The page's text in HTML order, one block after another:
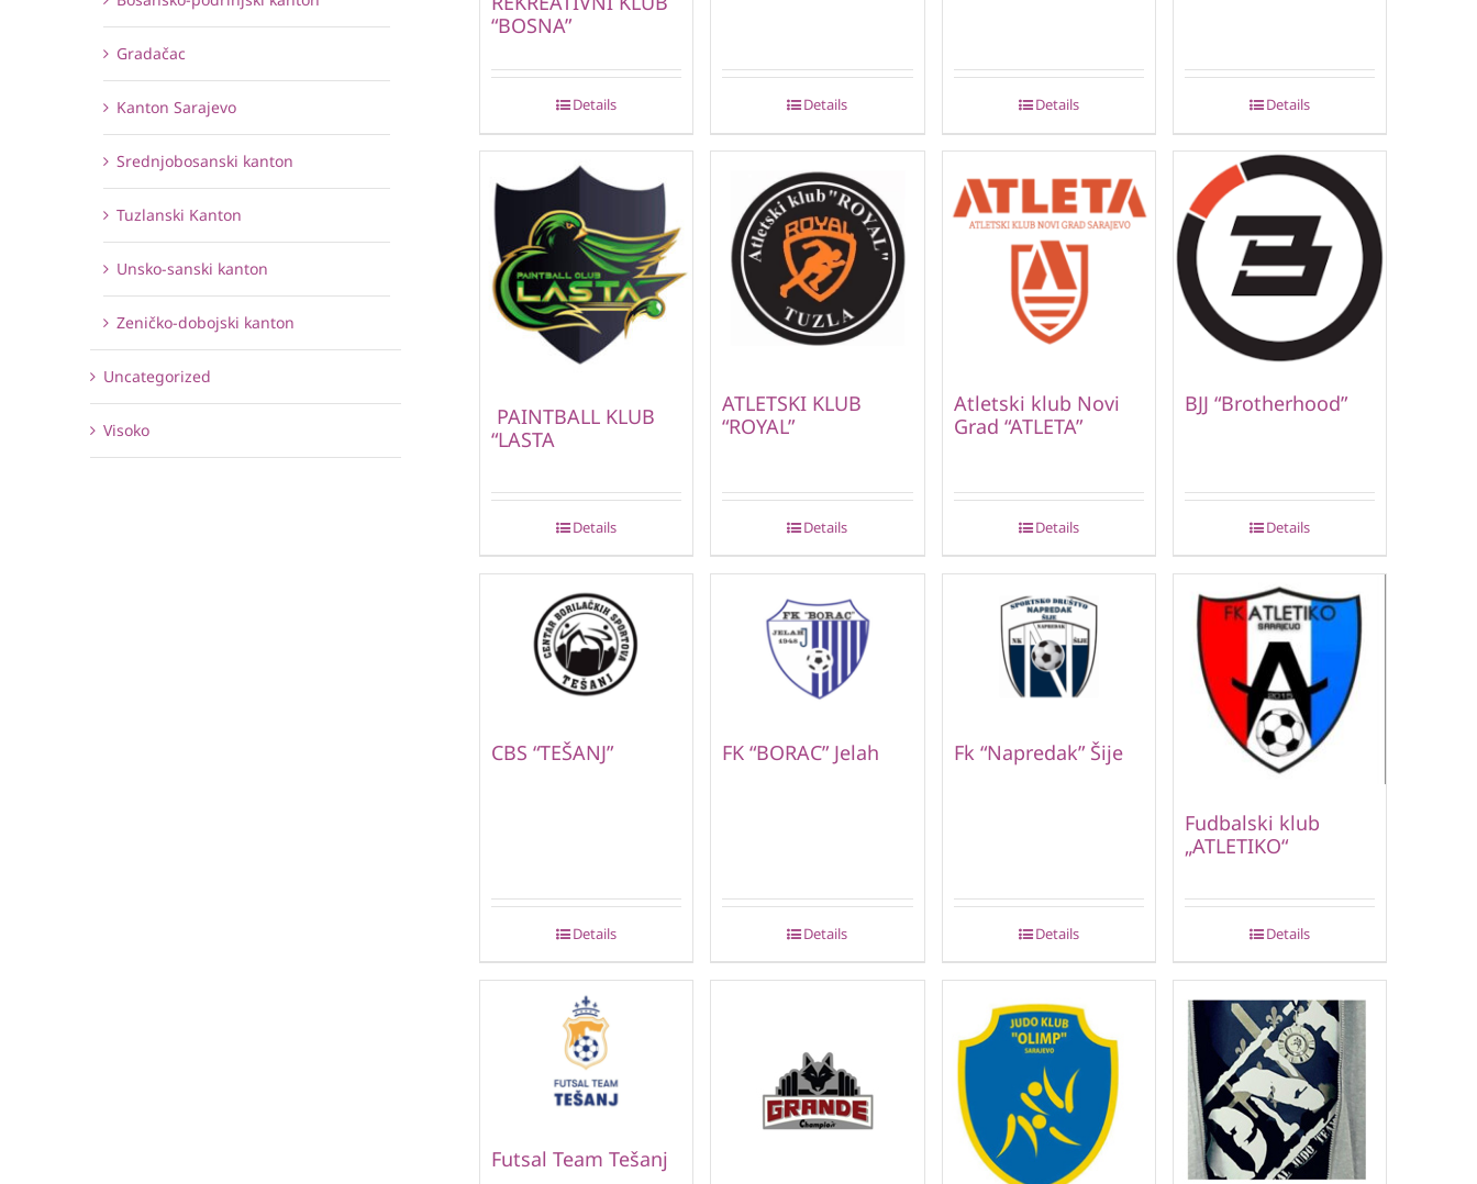
“BOSNA”
Details Details Details Details
PAINTBALL KLUB
“LASTA
Details
ATLETSKI KLUB
“ROYAL”
Details
Atletski klub Novi
Grad “ATLETA”
Details
BJJ “Brotherhood”
Details
CBS “TEŠANJ”
Details
FK “BORAC” Jelah
Details
Fk “Napredak” Šije
Details
Fudbalski klub
„ATLETIKO“
Details
Futsal Team Tešanj
Gradačac
Kanton Sarajevo
Srednjobosanski kanton
Tuzlanski Kanton
Unsko-sanski kanton
Zeničko-dobojski kanton
Uncategorized
Visoko